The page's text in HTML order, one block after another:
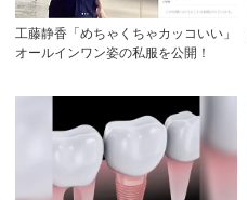
工藤静香「めちゃくちゃカッコいい」
オールインワン姿の私服を公開！